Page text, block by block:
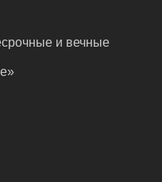
и вечные